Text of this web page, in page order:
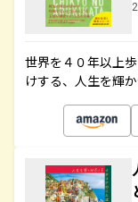
世界を４０年以上
けする、人生を輝